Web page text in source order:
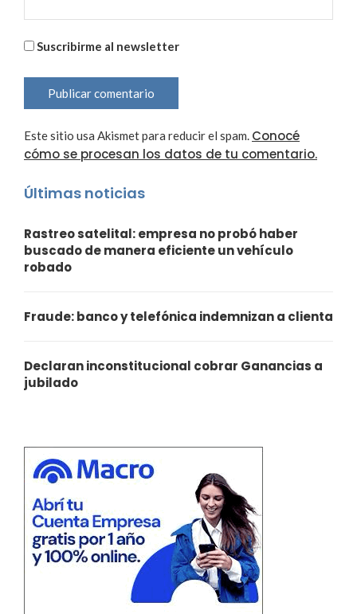
Suscribirme al newsletter
Este sitio usa Akismet para reducir el spam. Conocé
cómo se procesan los datos de tu comentario.
Últimas noticias
Rastreo satelital: empresa no probó haber
buscado de manera eficiente un vehículo
robado
Fraude: banco y telefónica indemnizan a clienta
Declaran inconstitucional cobrar Ganancias a
jubilado